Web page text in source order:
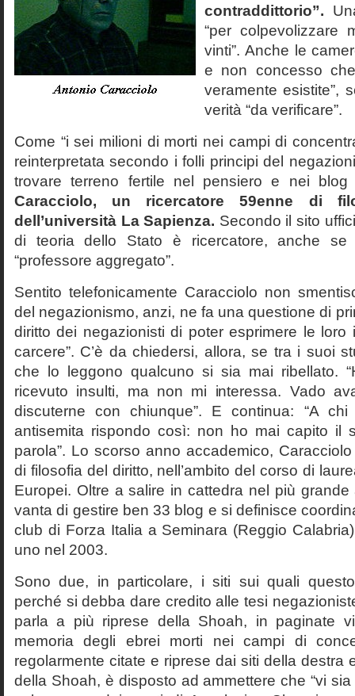
contraddittorio”.
“per colpevolizzare
vinti”. Anche le
e non concesso
veramente esistite”,
verità “da verificare”.
Come “i sei milioni di morti nei campi di
reinterpretata secondo i folli principi del
trovare terreno fertile nel pensiero e nei
Caracciolo, un ricercatore 59enne di
dell’università La Sapienza. Secondo il sito
di teoria dello Stato è ricercatore, anche
“professore aggregato”.
Sentito telefonicamente Caracciolo non
del negazionismo, anzi, ne fa una questione di
diritto dei negazionisti di poter esprimere le loro
carcere”. C’è da chiedersi, allora, se tra i suoi
che lo leggono qualcuno si sia mai ribellato.
ricevuto insulti, ma non mi interessa. Vado
discuterne con chiunque”. E continua: “A
antisemita rispondo così: non ho mai capito il
parola”. Lo scorso anno accademico,
di filosofia del diritto, nell’ambito del corso di
Europei. Oltre a salire in cattedra nel più grande
vanta di gestire ben 33 blog e si definisce
club di Forza Italia a Seminara (Reggio
uno nel 2003.
Sono due, in particolare, i siti sui quali
perché si debba dare credito alle tesi
parla a più riprese della Shoah, in paginate
memoria degli ebrei morti nei campi di
regolarmente citate e riprese dai siti della destra
della Shoah, è disposto ad ammettere che “vi